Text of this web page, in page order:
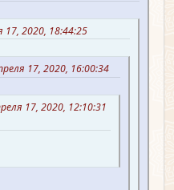
2020, 18:44:25
17, 2020, 16:00:34
17, 2020, 12:10:31